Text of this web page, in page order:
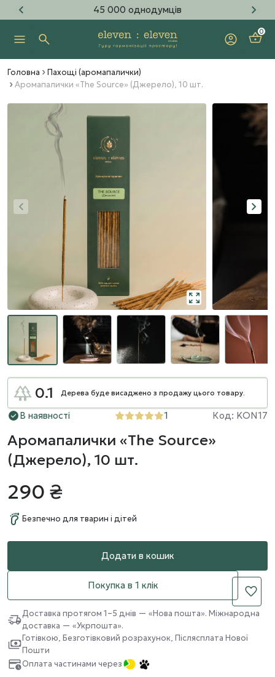
45 000 однодумців
0
Головна
Пахощі (аромапалички)
Аромапалички «The Source» (Джерело), 10 шт.
0.1 Дерева буде висаджено з продажу цього товару.
В наявності 1 Код: KON17
Аромапалички «The Source»
(Джерело), 10 шт.
290 ₴
Безпечно для тварин і дітей
Додати в кошик
Покупка в 1 клік
Доставка протягом 1–5 днів — «Нова пошта». Міжнародна
доставка — «Укрпошта».
Готівкою, Безготівковий розрахунок, Післясплата Нової
Пошти
Оплата частинами через